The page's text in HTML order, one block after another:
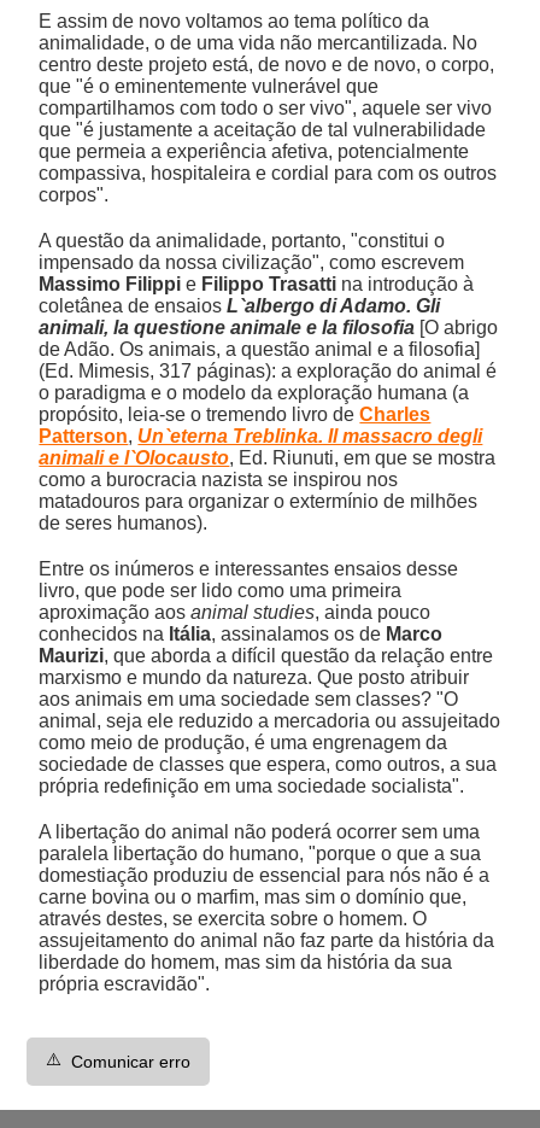
E assim de novo voltamos ao tema político da
animalidade, o de uma vida não mercantilizada. No
centro deste projeto está, de novo e de novo, o corpo,
que "é o eminentemente vulnerável que
compartilhamos com todo o ser vivo", aquele ser vivo
que "é justamente a aceitação de tal vulnerabilidade
que permeia a experiência afetiva, potencialmente
compassiva, hospitaleira e cordial para com os outros
corpos".
A questão da animalidade, portanto, "constitui o
impensado da nossa civilização", como escrevem
Massimo Filippi e Filippo Trasatti na introdução à
coletânea de ensaiosL`albergo di Adamo. Gli
animali, la questione animale e la filosofia [O abrigo
de Adão. Os animais, a questão animal e a filosofia]
(Ed. Mimesis, 317 páginas): a exploração do animal é
o paradigma e o modelo da exploração humana (a
propósito, leia-se o tremendo livro deCharles
Patterson, Un`eterna Treblinka. Il massacro degli
animali e l`Olocausto, Ed. Riunuti, em que se mostra
como a burocracia nazista se inspirou nos
matadouros para organizar o extermínio de milhões
de seres humanos).
Entre os inúmeros e interessantes ensaios desse
livro, que pode ser lido como uma primeira
aproximação aosanimal studies, ainda pouco
conhecidos na Itália, assinalamos os de Marco
Maurizi, que aborda a difícil questão da relação entre
marxismo e mundo da natureza. Que posto atribuir
aos animais em uma sociedade sem classes? "O
animal, seja ele reduzido a mercadoria ou assujeitado
como meio de produção, é uma engrenagem da
sociedade de classes que espera, como outros, a sua
própria redefinição em uma sociedade socialista".
A libertação do animal não poderá ocorrer sem uma
paralela libertação do humano, "porque o que a sua
domestiação produziu de essencial para nós não é a
carne bovina ou o marfim, mas sim o domínio que,
através destes, se exercita sobre o homem. O
assujeitamento do animal não faz parte da história da
liberdade do homem, mas sim da história da sua
própria escravidão".
⚠️ Comunicar erro